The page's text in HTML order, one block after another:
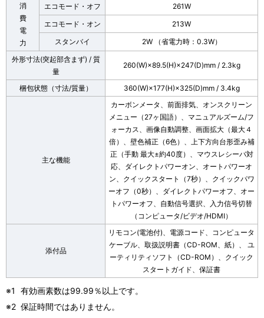
消
費
電
力
エコモード・オフ
261W
エコモード・オン
213W
スタンバイ
2W （省電力時：0.3W）
外形寸法(突起部含まず) / 質
量
260(W)×89.5(H)×247(D)mm / 2.3kg
梱包状態（寸法/質量） 360(W)×177(H)×325(D)mm / 3.4kg
主な機能
カーボンメータ、前面排気、オンスクリーン
メニュー（27ヶ国語）、マニュアルズーム/フ
ォーカス、画像自動調整、画面拡大（最大４
倍）、壁色補正（6色）、上下方向台形歪み補
正（手動 最大±約40度）、マウスレシーバ対
応、ダイレクトパワーオン、オートパワーオ
ン、クイックスタート（7秒）、クイックパワ
ーオフ（0秒）、ダイレクトパワーオフ、オー
トパワーオフ、自動信号選択、入力信号切替
（コンピュータ/ビデオ/HDMI）
添付品
リモコン(電池付)、電源コード、コンピュータ
ケーブル、取扱説明書（CD-ROM、紙）、 ユ
ーティリティソフト（CD-ROM）、クイック
スタートガイド、保証書
※1
有効画素数は99.99％以上です。
※2 保証時間ではありません。